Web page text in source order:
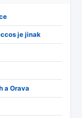
je jinak
a Orava